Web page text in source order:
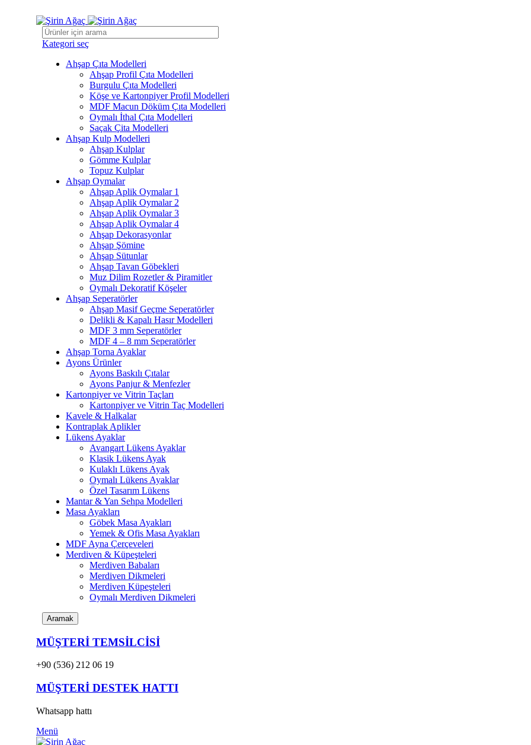
Kategori seç
Ahşap Çıta Modelleri
Ahşap Profil Çıta Modelleri
Burgulu Çıta Modelleri
Köşe ve Kartonpiyer Profil Modelleri
MDF Macun Döküm Çıta Modelleri
Oymalı İthal Çıta Modelleri
Saçak Çita Modelleri
Ahşap Kulp Modelleri
Ahşap Kulplar
Gömme Kulplar
Topuz Kulplar
Ahşap Oymalar
Ahşap Aplik Oymalar 1
Ahşap Aplik Oymalar 2
Ahşap Aplik Oymalar 3
Ahşap Aplik Oymalar 4
Ahşap Dekorasyonlar
Ahşap Şömine
Ahşap Sütunlar
Ahşap Tavan Göbekleri
Muz Dilim Rozetler & Piramitler
Oymalı Dekoratif Köşeler
Ahşap Seperatörler
Ahşap Masif Geçme Seperatörler
Delikli & Kapalı Hasır Modelleri
MDF 3 mm Seperatörler
MDF 4 – 8 mm Seperatörler
Ahşap Torna Ayaklar
Ayons Ürünler
Ayons Baskılı Çıtalar
Ayons Panjur & Menfezler
Kartonpiyer ve Vitrin Taçları
Kartonpiyer ve Vitrin Taç Modelleri
Kavele & Halkalar
Kontraplak Aplikler
Lükens Ayaklar
Avangart Lükens Ayaklar
Klasik Lükens Ayak
Kulaklı Lükens Ayak
Oymalı Lükens Ayaklar
Özel Tasarım Lükens
Mantar & Yan Sehpa Modelleri
Masa Ayakları
Göbek Masa Ayakları
Yemek & Ofis Masa Ayakları
MDF Ayna Çerçeveleri
Merdiven & Küpeşteleri
Merdiven Babaları
Merdiven Dikmeleri
Merdiven Küpeşteleri
Oymalı Merdiven Dikmeleri
Aramak
MÜŞTERİ TEMSİLCİSİ
+90 (536) 212 06 19
MÜŞTERİ DESTEK HATTI
Whatsapp hattı
Menü